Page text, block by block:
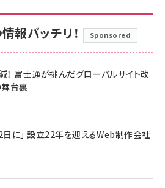
報バッチリ！ Sponsored
富士通が挑んだグローバルサイト改
台裏
に」 設立22年を迎えるWeb制作会社